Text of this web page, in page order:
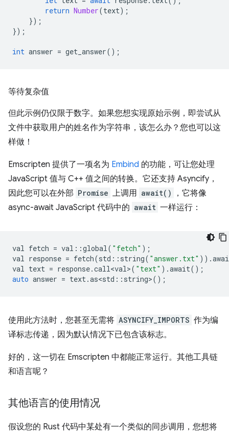
return Number(text);
});
});
int answer = get_answer();
等待复杂值
但此示例仍仅限于数字。如果您想实现原始示例，即尝试从
文件中获取用户的姓名作为字符串，该怎么办？您也可以这
样做！
Emscripten 提供了一项名为 Embind 的功能，可让您处理
JavaScript 值与 C++ 值之间的转换。它还支持 Asyncify，
因此您可以在外部 Promise 上调用 await()
，它将像
async-await JavaScript 代码中的 await 一样运行：
val fetch = val ::global( "fetch" );
val response = fetch(std :: string( "answer.txt" )).
val text = response.call<val>( "text" ).await();
auto answer = text.as<std :: string>();
使用此方法时，您甚至无需将 ASYNCIFY_IMPORTS 作为编
译标志传递，因为默认情况下已包含该标志。
好的，这一切在 Emscripten 中都能正常运行。其他工具链
和语言呢？
其他语言的使用情况
假设您的 Rust 代码中某处有一个类似的同步调用，您想将